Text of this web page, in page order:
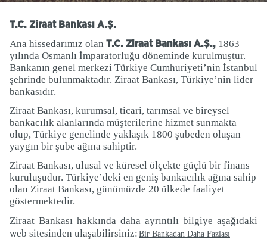
T.C. Ziraat Bankası A.Ş.
Ana hissedarımız olan T.C. Ziraat Bankası A.Ş., 1863
yılında Osmanlı İmparatorluğu döneminde kurulmuştur.
Bankanın genel merkezi Türkiye Cumhuriyeti’nin İstanbul
şehrinde bulunmaktadır. Ziraat Bankası, Türkiye’nin lider
bankasıdır.
Ziraat Bankası, kurumsal, ticari, tarımsal ve bireysel
bankacılık alanlarında müşterilerine hizmet sunmakta
olup, Türkiye genelinde yaklaşık 1800 şubeden oluşan
yaygın bir şube ağına sahiptir.
Ziraat Bankası, ulusal ve küresel ölçekte güçlü bir finans
kuruluşudur. Türkiye’deki en geniş bankacılık ağına sahip
olan Ziraat Bankası, günümüzde 20 ülkede faaliyet
göstermektedir.
Ziraat Bankası hakkında daha ayrıntılı bilgiye aşağıdaki
web sitesinden ulaşabilirsiniz: Bir Bankadan Daha Fazlası